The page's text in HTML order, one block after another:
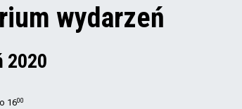
wydarzeń
2020
1600